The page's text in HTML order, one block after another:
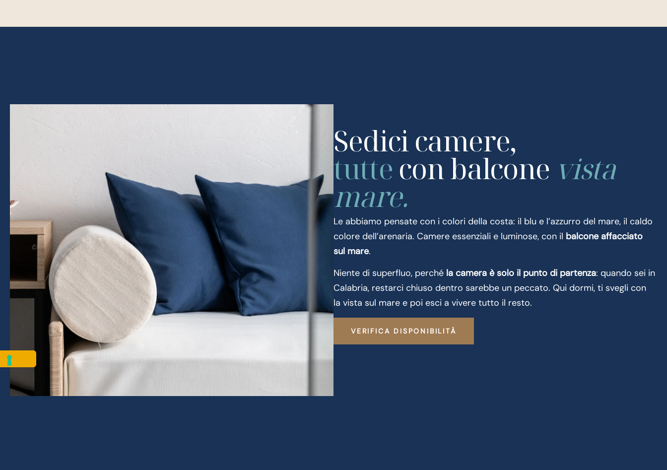
Sedici camere,
tutte con balcone vista
mare.
Le abbiamo pensate con i colori della costa: il blu e l’azzurro del mare, il caldo
colore dell’arenaria. Camere essenziali e luminose, con il balcone affacciato
sul mare.
Niente di superfluo, perché la camera è solo il punto di partenza: quando sei in
Calabria, restarci chiuso dentro sarebbe un peccato. Qui dormi, ti svegli con
la vista sul mare e poi esci a vivere tutto il resto.
VERIFICA DISPONIBILITÀ